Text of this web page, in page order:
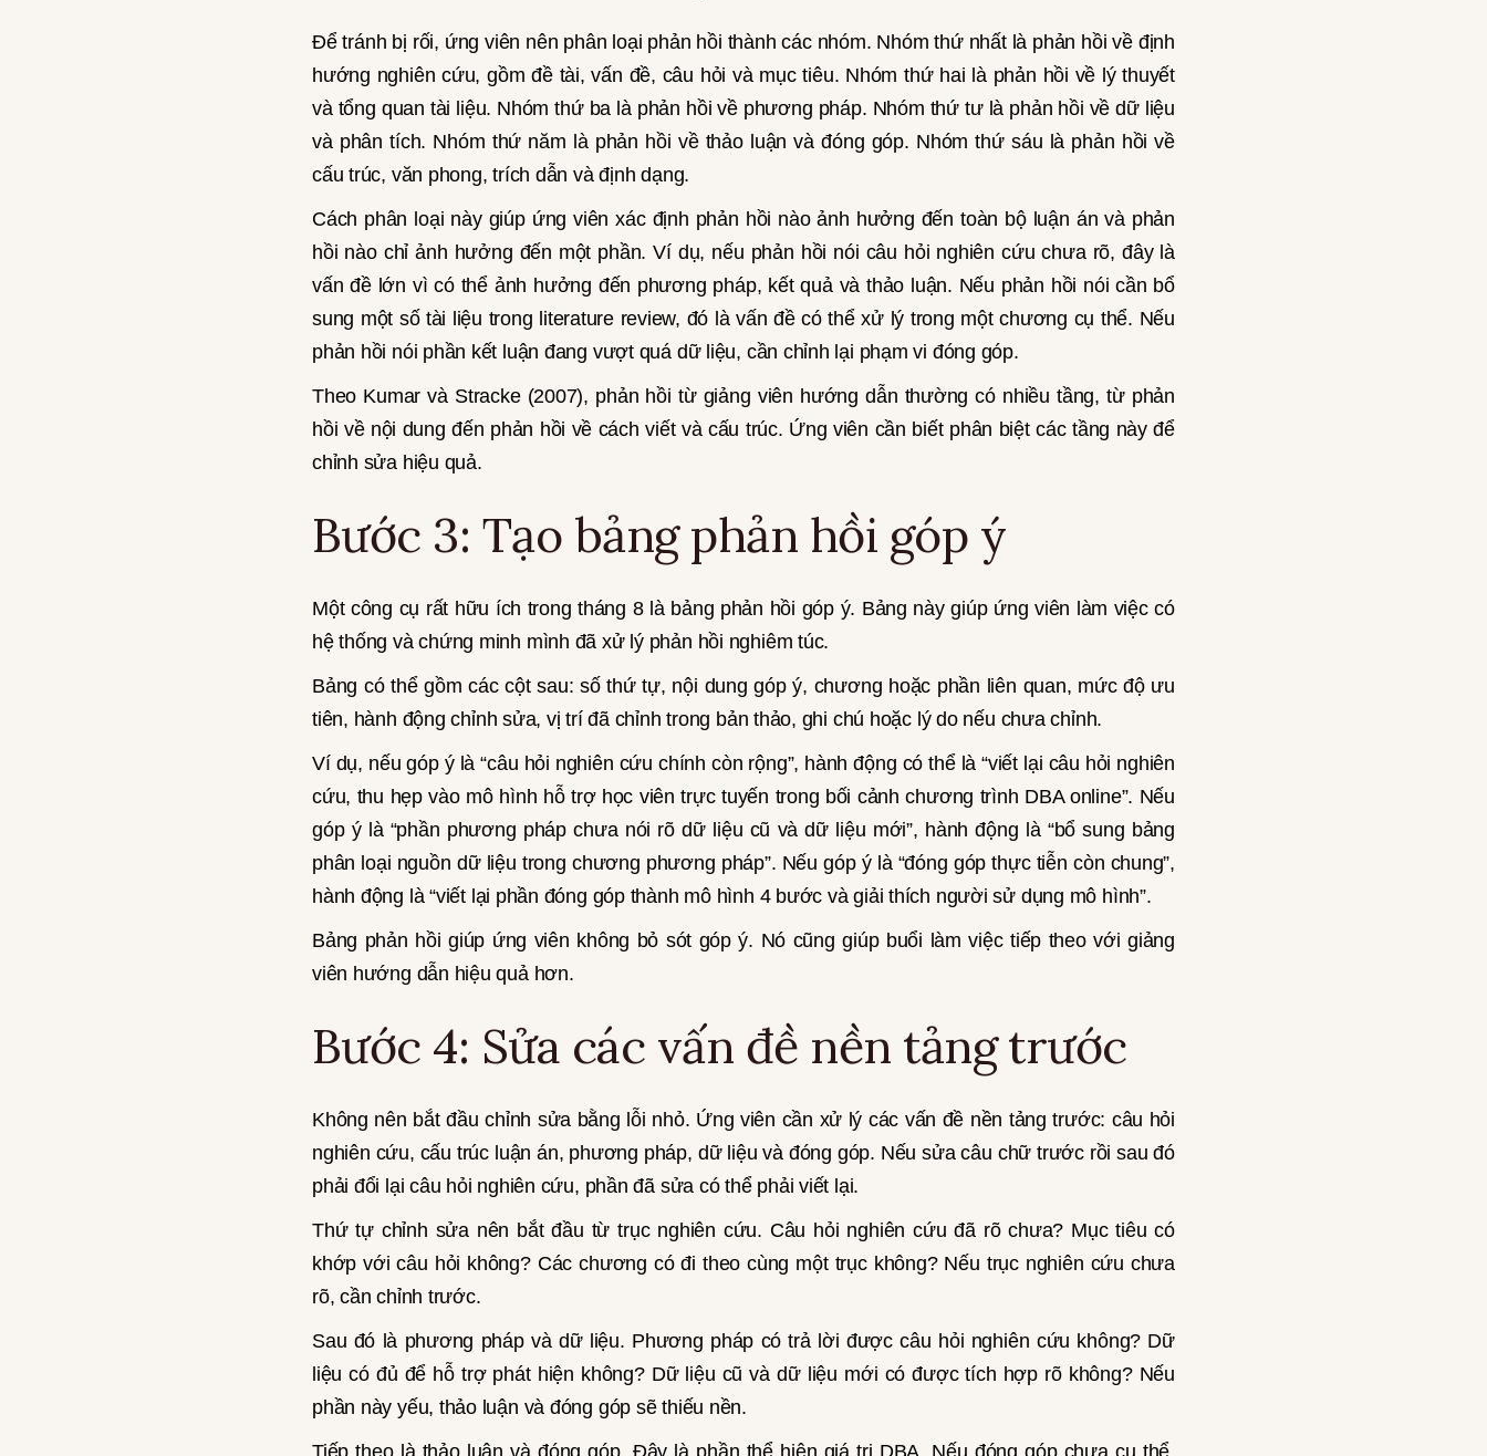
Để tránh bị rối, ứng viên nên phân loại phản hồi thành các nhóm. Nhóm thứ nhất là phản hồi về định
hướng nghiên cứu, gồm đề tài, vấn đề, câu hỏi và mục tiêu. Nhóm thứ hai là phản hồi về lý thuyết
và tổng quan tài liệu. Nhóm thứ ba là phản hồi về phương pháp. Nhóm thứ tư là phản hồi về dữ liệu
và phân tích. Nhóm thứ năm là phản hồi về thảo luận và đóng góp. Nhóm thứ sáu là phản hồi về
cấu trúc, văn phong, trích dẫn và định dạng.
Cách phân loại này giúp ứng viên xác định phản hồi nào ảnh hưởng đến toàn bộ luận án và phản
hồi nào chỉ ảnh hưởng đến một phần. Ví dụ, nếu phản hồi nói câu hỏi nghiên cứu chưa rõ, đây là
vấn đề lớn vì có thể ảnh hưởng đến phương pháp, kết quả và thảo luận. Nếu phản hồi nói cần bổ
sung một số tài liệu trong literature review, đó là vấn đề có thể xử lý trong một chương cụ thể. Nếu
phản hồi nói phần kết luận đang vượt quá dữ liệu, cần chỉnh lại phạm vi đóng góp.
Theo Kumar và Stracke (2007), phản hồi từ giảng viên hướng dẫn thường có nhiều tầng, từ phản
hồi về nội dung đến phản hồi về cách viết và cấu trúc. Ứng viên cần biết phân biệt các tầng này để
chỉnh sửa hiệu quả.
Bước 3: Tạo bảng phản hồi góp ý
Một công cụ rất hữu ích trong tháng 8 là bảng phản hồi góp ý. Bảng này giúp ứng viên làm việc có
hệ thống và chứng minh mình đã xử lý phản hồi nghiêm túc.
Bảng có thể gồm các cột sau: số thứ tự, nội dung góp ý, chương hoặc phần liên quan, mức độ ưu
tiên, hành động chỉnh sửa, vị trí đã chỉnh trong bản thảo, ghi chú hoặc lý do nếu chưa chỉnh.
Ví dụ, nếu góp ý là “câu hỏi nghiên cứu chính còn rộng”, hành động có thể là “viết lại câu hỏi nghiên
cứu, thu hẹp vào mô hình hỗ trợ học viên trực tuyến trong bối cảnh chương trình DBA online”. Nếu
góp ý là “phần phương pháp chưa nói rõ dữ liệu cũ và dữ liệu mới”, hành động là “bổ sung bảng
phân loại nguồn dữ liệu trong chương phương pháp”. Nếu góp ý là “đóng góp thực tiễn còn chung”,
hành động là “viết lại phần đóng góp thành mô hình 4 bước và giải thích người sử dụng mô hình”.
Bảng phản hồi giúp ứng viên không bỏ sót góp ý. Nó cũng giúp buổi làm việc tiếp theo với giảng
viên hướng dẫn hiệu quả hơn.
Bước 4: Sửa các vấn đề nền tảng trước
Không nên bắt đầu chỉnh sửa bằng lỗi nhỏ. Ứng viên cần xử lý các vấn đề nền tảng trước: câu hỏi
nghiên cứu, cấu trúc luận án, phương pháp, dữ liệu và đóng góp. Nếu sửa câu chữ trước rồi sau đó
phải đổi lại câu hỏi nghiên cứu, phần đã sửa có thể phải viết lại.
Thứ tự chỉnh sửa nên bắt đầu từ trục nghiên cứu. Câu hỏi nghiên cứu đã rõ chưa? Mục tiêu có
khớp với câu hỏi không? Các chương có đi theo cùng một trục không? Nếu trục nghiên cứu chưa
rõ, cần chỉnh trước.
Sau đó là phương pháp và dữ liệu. Phương pháp có trả lời được câu hỏi nghiên cứu không? Dữ
liệu có đủ để hỗ trợ phát hiện không? Dữ liệu cũ và dữ liệu mới có được tích hợp rõ không? Nếu
phần này yếu, thảo luận và đóng góp sẽ thiếu nền.
Tiếp theo là thảo luận và đóng góp. Đây là phần thể hiện giá trị DBA. Nếu đóng góp chưa cụ thể,